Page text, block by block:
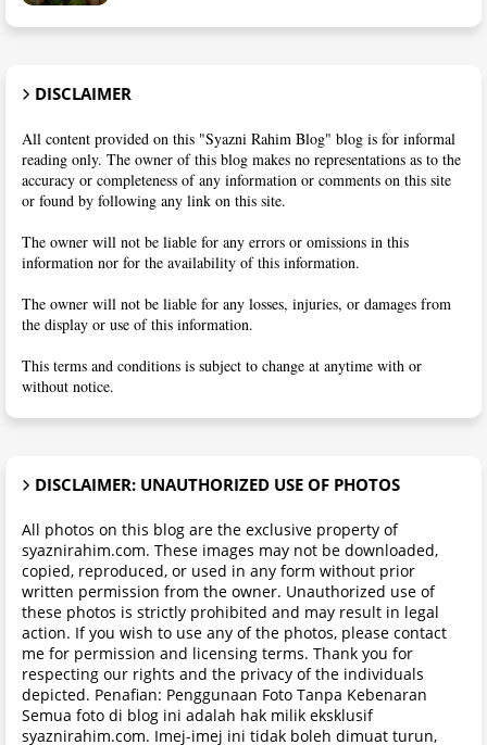
DISCLAIMER
All content provided on this "Syazni Rahim Blog" blog is for informal
reading only. The owner of this blog makes no representations as to the
accuracy or completeness of any information or comments on this site
or found by following any link on this site.
The owner will not be liable for any errors or omissions in this
information nor for the availability of this information.
The owner will not be liable for any losses, injuries, or damages from
the display or use of this information.
This terms and conditions is subject to change at anytime with or
without notice.
DISCLAIMER: UNAUTHORIZED USE OF PHOTOS
All photos on this blog are the exclusive property of
syaznirahim.com. These images may not be downloaded,
copied, reproduced, or used in any form without prior
written permission from the owner. Unauthorized use of
these photos is strictly prohibited and may result in legal
action. If you wish to use any of the photos, please contact
me for permission and licensing terms. Thank you for
respecting our rights and the privacy of the individuals
depicted. Penafian: Penggunaan Foto Tanpa Kebenaran
Semua foto di blog ini adalah hak milik eksklusif
syaznirahim.com. Imej-imej ini tidak boleh dimuat turun,